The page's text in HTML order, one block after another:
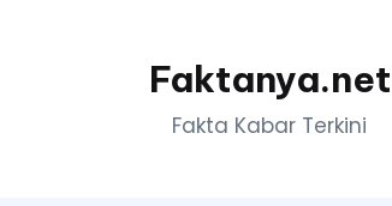
Faktanya.net
Fakta Kabar Terkini